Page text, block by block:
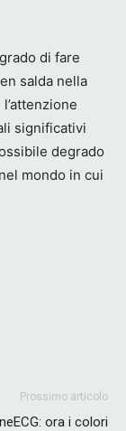
di fare
salda nella
significativi
degrado
mondo in cui
Prossimo articolo
ora i colori